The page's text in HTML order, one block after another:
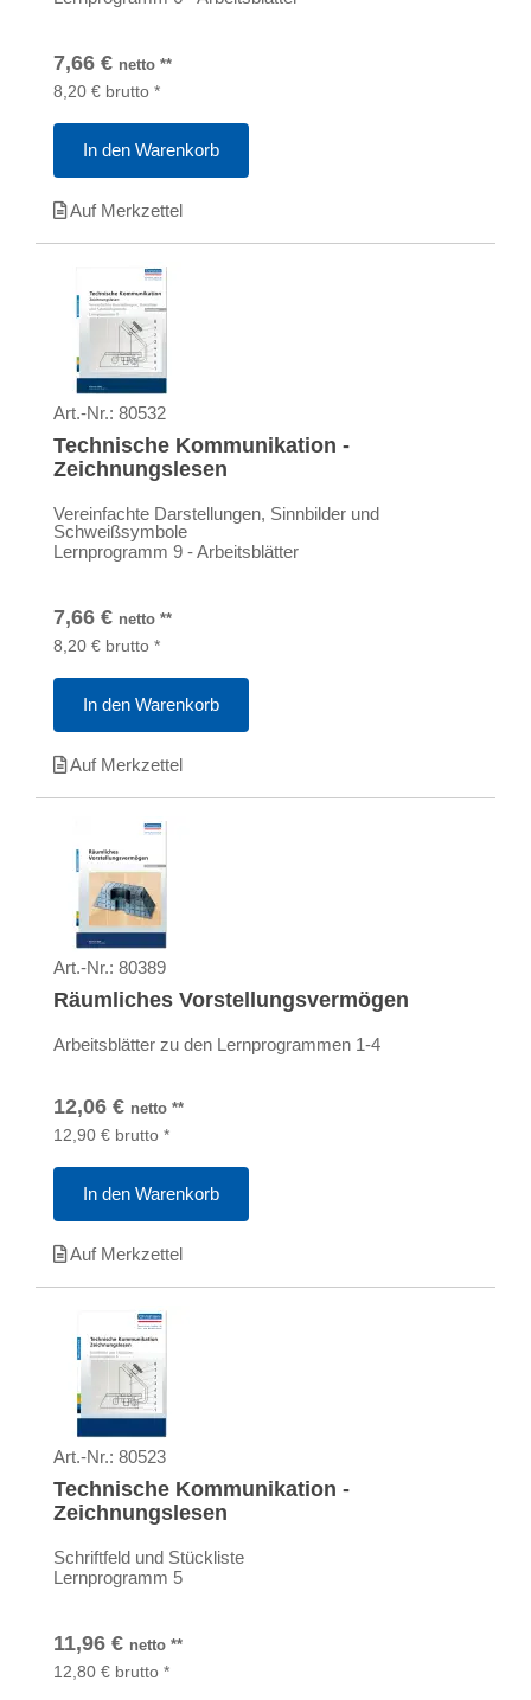
7,66 € netto **
8,20 € brutto *
In den Warenkorb
Auf Merkzettel
Art.-Nr.: 80532
Technische Kommunikation -
Zeichnungslesen
Vereinfachte Darstellungen, Sinnbilder und
Schweißsymbole
Lernprogramm 9 - Arbeitsblätter
7,66 € netto **
8,20 € brutto *
In den Warenkorb
Auf Merkzettel
Art.-Nr.: 80389
Räumliches Vorstellungsvermögen
Arbeitsblätter zu den Lernprogrammen 1-4
12,06 € netto **
12,90 € brutto *
In den Warenkorb
Auf Merkzettel
Art.-Nr.: 80523
Technische Kommunikation -
Zeichnungslesen
Schriftfeld und Stückliste
Lernprogramm 5
11,96 € netto **
12,80 € brutto *